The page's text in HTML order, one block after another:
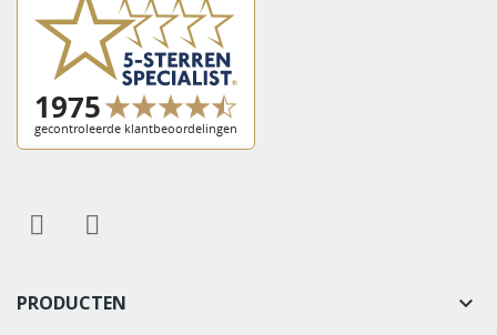
PRODUCTEN keyboard_arrow_down